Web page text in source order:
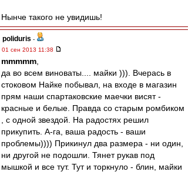
Нынче такого не увидишь!
poliduris -
01 сен 2013 11:38
mmmmm
да во всем виноваты.... майки ))). Вчерась в
стоковом Найке побывал, на входе в магазин
прям наши спартаковские маечки висят -
красные и белые. Правда со старым ромбиком
, с одной звездой. На радостях решил
прикупить. А-га, ваша радость - ваши
проблемы)))) Прикинул два размера - ни один,
ни другой не подошли. Тянет рукав под
мышкой и все тут. Тут и торкнуло - блин, майки